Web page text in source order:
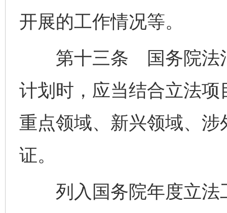
开展的工作情况等。
第十三条 国务院法治
计划时，应当结合立法
重点领域、新兴领域、
证。
列入国务院年度立法